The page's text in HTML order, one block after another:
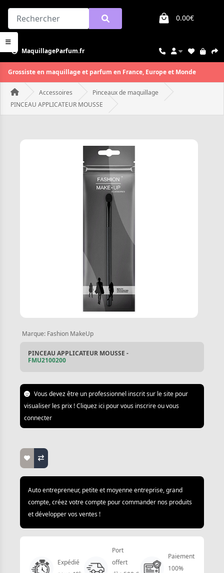
0.00€
MaquillageParfum.fr
Grossiste en maquillage et parfum en France, Europe et Monde
Accessoires
Pinceaux de maquillage
PINCEAU APPLICATEUR MOUSSE
Marque: Fashion MakeUp
PINCEAU APPLICATEUR MOUSSE -
FMU2100200
Vous devez être un professionnel inscrit sur le site pour
visualiser les prix ! Cliquez ici pour vous inscrire ou vous
connecter
Auto entrepreneur, petite et moyenne entreprise, grand
compte, créez votre compte pour commander nos produits
et développer vos ventes !
Expédié
Port
offert
Paiement
100%